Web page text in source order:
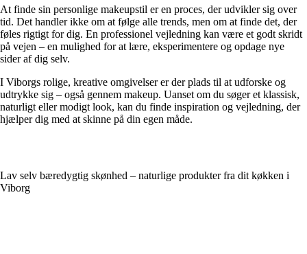
At finde sin personlige makeupstil er en proces, der udvikler sig over
tid. Det handler ikke om at følge alle trends, men om at finde det, der
føles rigtigt for dig. En professionel vejledning kan være et godt skridt
på vejen – en mulighed for at lære, eksperimentere og opdage nye
sider af dig selv.
I Viborgs rolige, kreative omgivelser er der plads til at udforske og
udtrykke sig – også gennem makeup. Uanset om du søger et klassisk,
naturligt eller modigt look, kan du finde inspiration og vejledning, der
hjælper dig med at skinne på din egen måde.
Lav selv bæredygtig skønhed – naturlige produkter fra dit køkken i
Viborg